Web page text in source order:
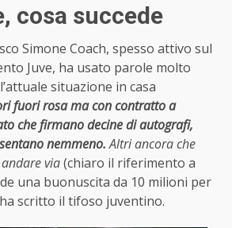
cosa succede
Simone Coach, spesso attivo sul
Juve, ha usato parole molto
situazione in casa
fuori rosa ma con contratto a
che firmano decine di autografi,
nemmeno.Altri ancora che
via(chiaro il riferimento a
una buonuscita da 10 milioni per
ha scritto il tifoso juventino.